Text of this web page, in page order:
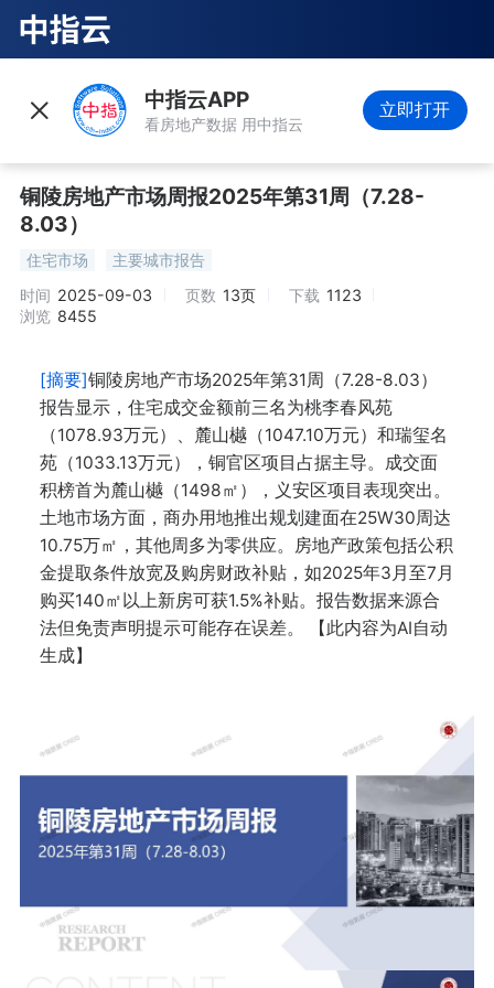
中指云APP
看房地产数据 用中指云
立即打开
铜陵房地产市场周报2025年第31周（7.28-
8.03）
住宅市场
主要城市报告
时间 2025-09-03 页数 13页 下载 1123
浏览 8455
[摘要]铜陵房地产市场2025年第31周（7.28-8.03）
报告显示，住宅成交金额前三名为桃李春风苑
（1078.93万元）、麓山樾（1047.10万元）和瑞玺名
苑（1033.13万元），铜官区项目占据主导。成交面
积榜首为麓山樾（1498㎡），义安区项目表现突出。
土地市场方面，商办用地推出规划建面在25W30周达
10.75万㎡，其他周多为零供应。房地产政策包括公积
金提取条件放宽及购房财政补贴，如2025年3月至7月
购买140㎡以上新房可获1.5%补贴。报告数据来源合
法但免责声明提示可能存在误差。 【此内容为AI自动
生成】